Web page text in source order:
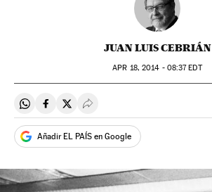
JUAN LUIS CEBRIÁN
APR 18, 2014 - 08:37EDT
Compartir en Whatsapp
Compartir en Facebook
Compartir en Twitter
Desplegar Redes Sociales
Añadir EL PAÍS en Google